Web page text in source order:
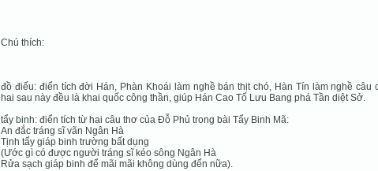
Chú thích:
đồ điếu: điển tích đời Hán, Phàn Khoái làm nghề bán thịt chó, Hàn Tín làm nghề câu
hai sau này đều là khai quốc công thần, giúp Hán Cao Tổ Lưu Bang phá Tần diệt Sở.
tẩy binh: điển tích từ hai câu thơ của Đỗ Phủ trong bài Tẩy Binh Mã:
An đắc tráng sĩ vãn Ngân Hà
Tịnh tẩy giáp binh trường bất dụng
(Ước gì có được người tráng sĩ kéo sông Ngân Hà
Rửa sạch giáp binh để mãi mãi không dùng đến nữa).